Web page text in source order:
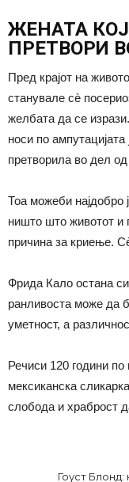
ЖЕНАТА
ПРЕТВОРИ
Пред крајот на
станувале сè
желбата да се
носи по ампутацијата
претворила во дел од
Тоа можеби најдобро
ништо што животот и
причина за криење.
Фрида Кало остана
ранливоста може да
уметност, а
Речиси 120 години по
мексиканска
слобода и храброст
Гоуст Блонд: